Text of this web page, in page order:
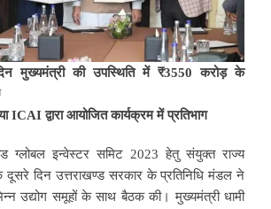
मुख्यमंत्री की उपस्थिति में ₹3550 करोड़ के
ICAI द्वारा आयोजित कार्यक्रम में प्रतिभाग
ग्लोबल इन्वेस्टर समिट 2023 हेतु संयुक्त राज्य
दूसरे दिन उत्तराखण्ड सरकार के प्रतिनिधि मंडल ने
उद्योग समूहों के साथ बैठक की। मुख्यमंत्री धामी